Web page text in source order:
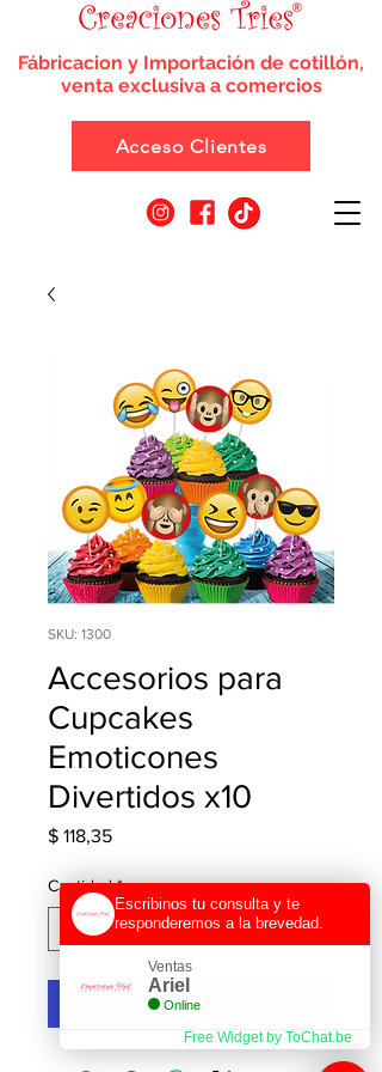
Fábricacion y Importación de cotillón,
venta exclusiva a comercios
Acceso Clientes
SKU: 1300
Accesorios para
Cupcakes
Emoticones
Divertidos x10
$ 118,35Precio
Cantidad *
Agregar al carrito
Escribinos tu consulta y te
responderemos a la brevedad.
Ventas
Ariel
Online
Free Widget by ToChat.be